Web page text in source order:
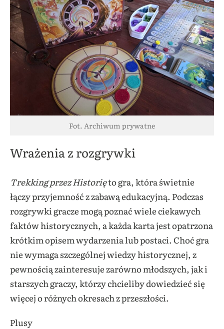
Fot. Archiwum prywatne
Wrażenia z rozgrywki
Trekking przez Historięto gra, która świetnie
łączy przyjemność z zabawą edukacyjną. Podczas
rozgrywki gracze mogą poznać wiele ciekawych
faktów historycznych, a każda karta jest opatrzona
krótkim opisem wydarzenia lub postaci. Choć gra
nie wymaga szczególnej wiedzy historycznej, z
pewnością zainteresuje zarówno młodszych, jak i
starszych graczy, którzy chcieliby dowiedzieć się
więcej o różnych okresach z przeszłości.
Plusy